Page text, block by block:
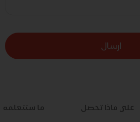
ارسال
علي ماذا تحصل ما ستتعلمه